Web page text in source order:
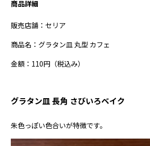
商品詳細
販売店舗：セリア
商品名：グラタン皿 丸型 カフェ
金額：110円（税込み）
グラタン皿 長角 さびいろベイク
朱色っぽい色合いが特徴です。